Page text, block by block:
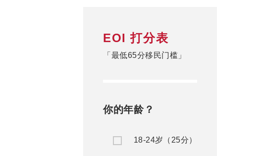
EOI 打分表
「最低65分移民门槛」
你的年龄？
18-24岁（25分）